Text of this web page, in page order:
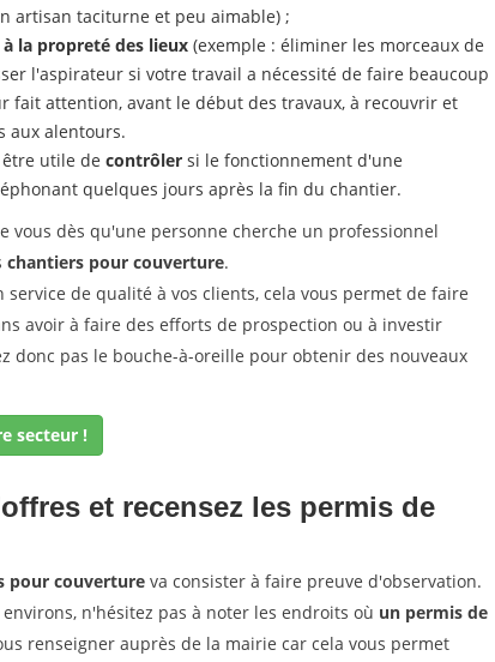
artisan taciturne et peu aimable) ;
la propreté des lieux (exemple : éliminer les morceaux de
l'aspirateur si votre travail a nécessité de faire beaucoup
fait attention, avant le début des travaux, à recouvrir et
aux alentours.
utile de contrôler si le fonctionnement d'une
quelques jours après la fin du chantier.
dès qu'une personne cherche un professionnel
chantiers pour couverture.
de qualité à vos clients, cela vous permet de faire
avoir à faire des efforts de prospection ou à investir
donc pas le bouche-à-oreille pour obtenir des nouveaux
secteur !
et recensez les permis de
pour couverture va consister à faire preuve d'observation.
n'hésitez pas à noter les endroits où un permis de
renseigner auprès de la mairie car cela vous permet